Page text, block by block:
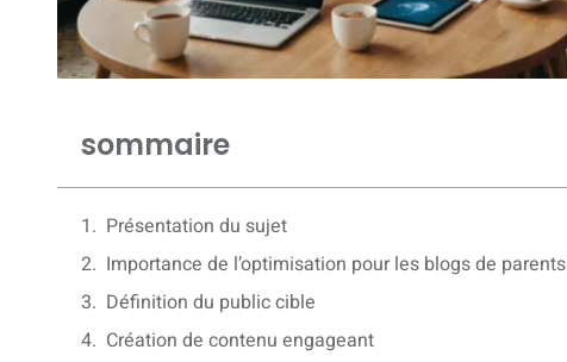
sommaire
Présentation du sujet
Importance de l’optimisation pour les blogs de parents
Définition du public cible
Création de contenu engageant